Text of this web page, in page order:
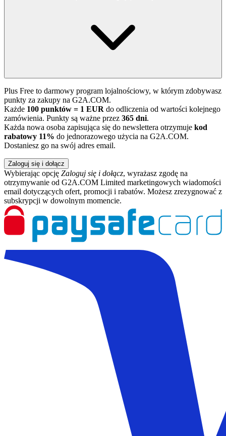
Plus Free to darmowy program lojalnościowy, w którym zdobywasz
punkty za zakupy na G2A.COM.
Każde 100 punktów = 1 EUR do odliczenia od wartości kolejnego
zamówienia. Punkty są ważne przez 365 dni.
Każda nowa osoba zapisująca się do newslettera otrzymuje kod
rabatowy 11% do jednorazowego użycia na G2A.COM.
Dostaniesz go na swój adres email.
Zaloguj się i dołącz
Wybierając opcję Zaloguj się i dołącz, wyrażasz zgodę na
otrzymywanie od G2A.COM Limited marketingowych wiadomości
email dotyczących ofert, promocji i rabatów. Możesz zrezygnować z
subskrypcji w dowolnym momencie.